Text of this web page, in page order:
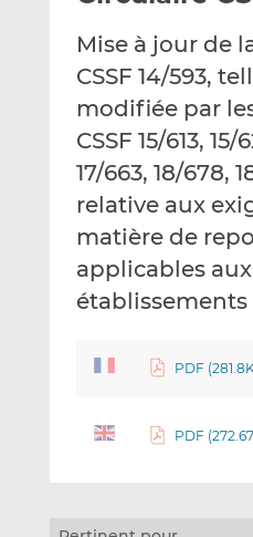
p
r
e
a
l
r
r
L
i
k
eb
Mise à jour de
CSSF 14/593,
modifiée par
CSSF 15/613, 15/
17/663, 18/678,
relative aux
matière de
applicables aux
PDF
PDF